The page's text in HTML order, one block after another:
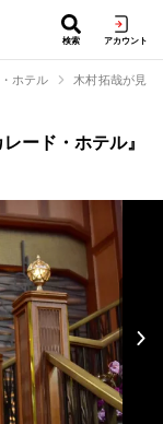
検索 アカウント
ホテル 木村拓哉が見せ
ード・ホテル』